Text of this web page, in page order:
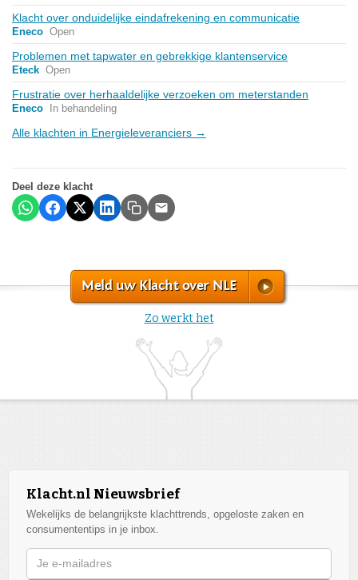
Klacht over onduidelijke eindafrekening en communicatie
Eneco Open
Problemen met tapwater en gebrekkige klantenservice
Eteck Open
Frustratie over herhaaldelijke verzoeken om meterstanden
Eneco In behandeling
Alle klachten in Energieleveranciers →
Deel deze klacht
Meld uw Klacht over NLE
Zo werkt het
Klacht.nl Nieuwsbrief
Wekelijks de belangrijkste klachttrends, opgeloste zaken en
consumententips in je inbox.